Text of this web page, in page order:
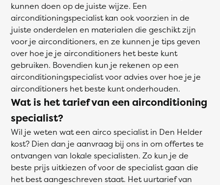
kunnen doen op de juiste wijze. Een
airconditioningspecialist kan ook voorzien in de
juiste onderdelen en materialen die geschikt zijn
voor je airconditioners, en ze kunnen je tips geven
over hoe je je airconditioners het beste kunt
gebruiken. Bovendien kun je rekenen op een
airconditioningspecialist voor advies over hoe je je
airconditioners het beste kunt onderhouden.
Wat is het tarief van een airconditioning
specialist?
Wil je weten wat een airco specialist in Den Helder
kost? Dien dan je aanvraag bij ons in om offertes te
ontvangen van lokale specialisten. Zo kun je de
beste prijs uitkiezen of voor de specialist gaan die
het best aangeschreven staat. Het uurtarief van